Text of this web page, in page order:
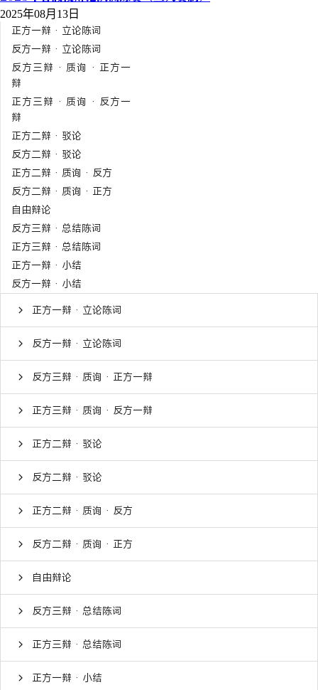
2025年08月13日
正方一辩 · 立论陈词
反方一辩 · 立论陈词
反方三辩 · 质询 · 正方一
辩
正方三辩 · 质询 · 反方一
辩
正方二辩 · 驳论
反方二辩 · 驳论
正方二辩 · 质询 · 反方
反方二辩 · 质询 · 正方
自由辩论
反方三辩 · 总结陈词
正方三辩 · 总结陈词
正方一辩 · 小结
反方一辩 · 小结
正方一辩 · 立论陈词
反方一辩 · 立论陈词
反方三辩 · 质询 · 正方一辩
正方三辩 · 质询 · 反方一辩
正方二辩 · 驳论
反方二辩 · 驳论
正方二辩 · 质询 · 反方
反方二辩 · 质询 · 正方
自由辩论
反方三辩 · 总结陈词
正方三辩 · 总结陈词
正方一辩 · 小结